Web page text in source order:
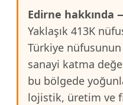
Edirne hakkında
Yaklaşık 413K
Türkiye
sanayi katma
bu bölgede
lojistik, üretim ve